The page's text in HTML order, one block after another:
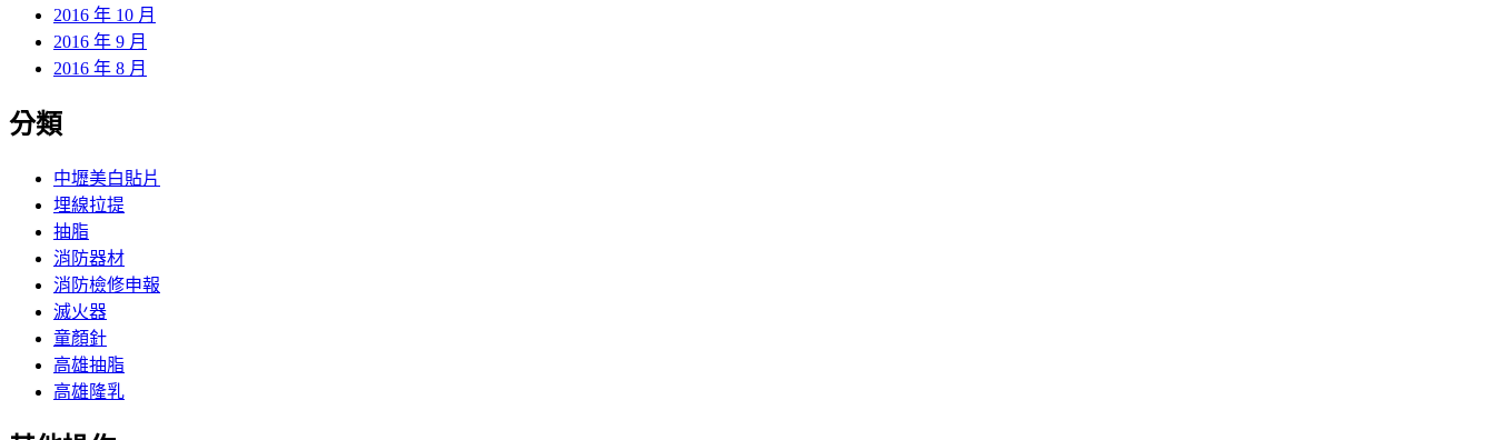
2016 年 10 月
2016 年 9 月
2016 年 8 月
分類
中壢美白貼片
埋線拉提
抽脂
消防器材
消防檢修申報
滅火器
童顏針
高雄抽脂
高雄隆乳